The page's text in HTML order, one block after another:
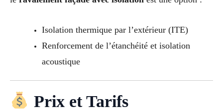
Isolation thermique par l’extérieur (ITE)
Renforcement de l’étanchéité et isolation
acoustique
Prix et Tarifs